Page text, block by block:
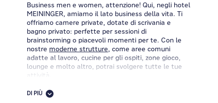
Business men e women, attenzione! Qui, negli hotel
MEININGER, amiamo il lato business della vita. Ti
offriamo camere private, dotate di scrivania e
bagno privato: perfette per sessioni di
brainstorming o piacevoli momenti per te. Con le
nostre moderne strutture, come aree comuni
adatte al lavoro, cucine per gli ospiti, zone gioco,
lounge e molto altro, potrai svolgere tutte le tue
attività.
Hai del tempo libero dopo aver finito di lavorare?
DI PIÙ